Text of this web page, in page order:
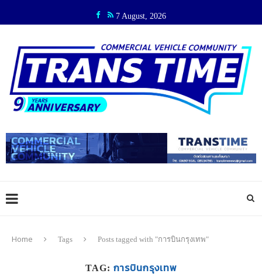
7 August, 2026
Home Tags Posts tagged with "การบินกรุงเทพ"
TAG: การบินกรุงเทพ